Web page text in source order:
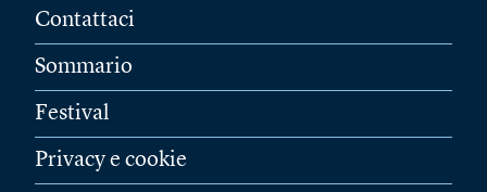
Contattaci
Sommario
Festival
Privacy e cookie